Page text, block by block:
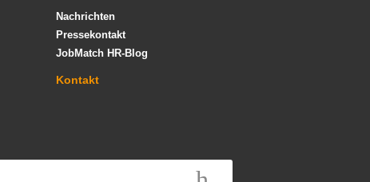
Nachrichten
Pressekontakt
JobMatch HR-Blog
Kontakt